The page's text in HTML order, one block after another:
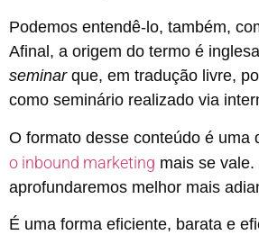
Podemos entendê-lo, também,
Afinal, a origem do termo é
seminarque, em tradução livre,
como seminário realizado via
O formato desse conteúdo é uma
o inbound marketing mais se
aprofundaremos melhor mais
É uma forma eficiente, barata e